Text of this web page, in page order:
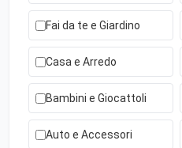
Fai da te e Giardino
Casa e Arredo
Bambini e Giocattoli
Auto e Accessori